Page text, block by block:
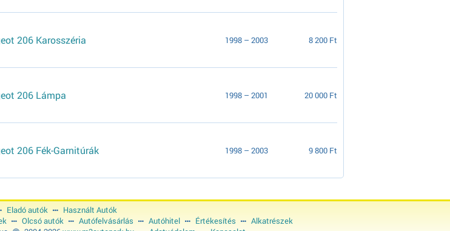
206 Karosszéria 1998 – 2003 8 200 Ft
206 Lámpa 1998 – 2001 20 000 Ft
206 Fék-Garnitúrák 1998 – 2003 9 800 Ft
Eladó autók
Használt Autók
Olcsó autók Autófelvásárlás Autóhitel Értékesítés
Alkatrészek